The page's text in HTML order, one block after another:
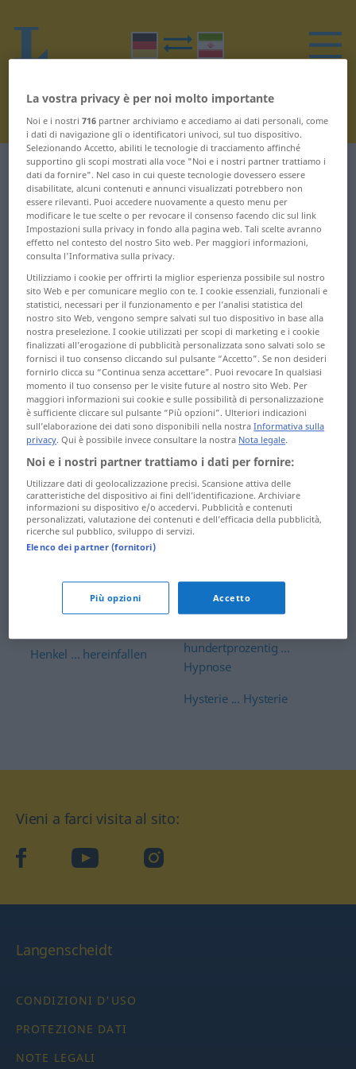
Dizionario Tedesco-Persiano H
Parole in tedesco che iniziano
con H
H-Milch ... Hämorrhoiden
Händedruck ... Hai
Haken ... halt
haltbar ... handgeknüpft
Handgelenk ... Harmonie
harmonisch ...
Hauptsache
hauptsächlich ...
Hausschlüssel
Hausschuh ... heikel
Heiratsurkunde ...
Henkel ... hereinfallen
Hering ...
heruntergekommen
herunterhandeln ... heuer
heulen ... Hilfsmittel
Himbeere ... Hinflug
hingegen ... hinterlassen
hinterlegen ... Hitzschlag
HIV-positiv ... Hocker
Hoden ... Hoffnung
Horn ... Hühnchen
Hühnerauge ... hundert
hundertprozentig ...
Hypnose
Hysterie ... Hysterie
Vieni a farci visita al sito:
facebook YouTube Instagram
Langenscheidt
CONDIZIONI D'USO
PROTEZIONE DATI
NOTE LEGALI
La vostra privacy è per noi molto importante
Noi e i nostri716 partner archiviamo e accediamo ai dati personali, come
i dati di navigazione gli o identificatori univoci, sul tuo dispositivo.
Selezionando Accetto, abiliti le tecnologie di tracciamento affinché
supportino gli scopi mostrati alla voce "Noi e i nostri partner trattiamo i
dati da fornire". Nel caso in cui queste tecnologie dovessero essere
disabilitate, alcuni contenuti e annunci visualizzati potrebbero non
essere rilevanti. Puoi accedere nuovamente a questo menu per
modificare le tue scelte o per revocare il consenso facendo clic sul link
Impostazioni sulla privacy in fondo alla pagina web. Tali scelte avranno
effetto nel contesto del nostro Sito web. Per maggiori informazioni,
consulta l'Informativa sulla privacy.
Utilizziamo i cookie per offrirti la miglior esperienza possibile sul nostro
sito Web e per comunicare meglio con te. I cookie essenziali, funzionali e
statistici, necessari per il funzionamento e per l’analisi statistica del
nostro sito Web, vengono sempre salvati sul tuo dispositivo in base alla
nostra preselezione. I cookie utilizzati per scopi di marketing e i cookie
finalizzati all’erogazione di pubblicità personalizzata sono salvati solo se
fornisci il tuo consenso cliccando sul pulsante “Accetto”. Se non desideri
fornirlo clicca su “Continua senza accettare”. Puoi revocare In qualsiasi
momento il tuo consenso per le visite future al nostro sito Web. Per
maggiori informazioni sui cookie e sulle possibilità di personalizzazione
è sufficiente cliccare sul pulsante “Più opzioni”. Ulteriori indicazioni
sull’elaborazione dei dati sono disponibili nella nostraInformativa sulla
privacy. Qui è possibile invece consultare la nostra Nota legale.
Noi e i nostri partner trattiamo i dati per fornire:
Utilizzare dati di geolocalizzazione precisi. Scansione attiva delle
caratteristiche del dispositivo ai fini dell’identificazione. Archiviare
informazioni su dispositivo e/o accedervi. Pubblicità e contenuti
personalizzati, valutazione dei contenuti e dell’efficacia della pubblicità,
ricerche sul pubblico, sviluppo di servizi.
Elenco dei partner (fornitori)
Più opzioni Accetto